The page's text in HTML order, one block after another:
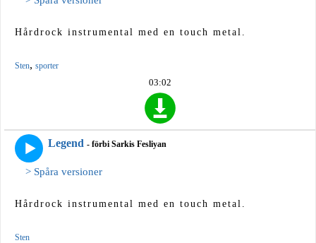
Hårdrock instrumental med en touch metal.
Sten, sporter
03:02
Legend - förbi Sarkis Fesliyan
> Spåra versioner
Hårdrock instrumental med en touch metal.
Sten